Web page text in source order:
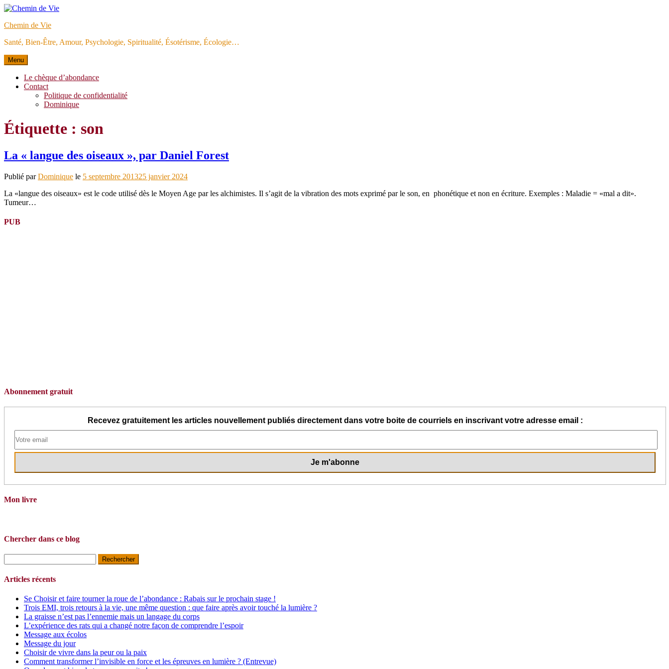
Aller
contenu
Chemin de Vie
Santé, Bien-Être, Amour, Psychologie, Spiritualité, Ésotérisme, Écologie…
Menu
Le chèque d’abondance
Contact
Politique de confidentialité
Dominique
Étiquette : son
La « langue des oiseaux », par Daniel Forest
Publié parDominique le 5 septembre 201325 janvier 2024
La «langue des oiseaux» est le code utilisé dès le Moyen Age par les alchimistes. Il s’agit de la vibration des mots exprimé par le son, en phonétique et non en écriture. Exemples : Maladie = «mal a dit».
Tumeur…
PUB
Abonnement gratuit
Recevez gratuitement les articles nouvellement publiés directement dans votre boite de courriels en inscrivant votre adresse email :
Mon livre
Chercher dans ce blog
Articles récents
Se Choisir et faire tourner la roue de l’abondance : Rabais sur le prochain stage !
Trois EMI, trois retours à la vie, une même question : que faire après avoir touché la lumière ?
La graisse n’est pas l’ennemie mais un langage du corps
L’expérience des rats qui a changé notre façon de comprendre l’espoir
Message aux écolos
Message du jour
Choisir de vivre dans la peur ou la paix
Comment transformer l’invisible en force et les épreuves en lumière ? (Entrevue)